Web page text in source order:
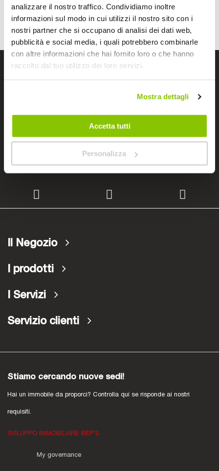
analizzare il nostro traffico. Condividiamo inoltre
informazioni sul modo in cui utilizzi il nostro sito con i
nostri partner che si occupano di analisi dei dati web,
pubblicità e social media, i quali potrebbero combinarle
con altre informazioni che hai fornito loro o che hanno
raccolto dal tuo utilizzo dei loro servizi.
Mostra dettagli
Accetta tutti
Personalizza
Cerchiamo immobili
Lavora con noi
Il Negozio
I prodotti
I Servizi
Servizio clienti
Stiamo cercando nuove sedi!
Hai un immobile da proporci? Controlla qui se risponde ai nostri
requisiti.
SVILUPPO IMMOBILIARE BEP'S
My governance